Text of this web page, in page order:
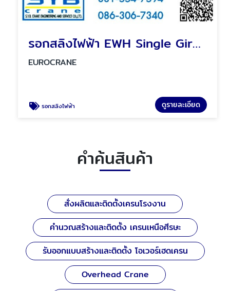
รอกสลิงไฟฟ้า EWH Single Girder Electric Hoist
EUROCRANE
รอกสลิงไฟฟ้า ดูรายละเอียด
คำค้นสินค้า
สั่งผลิตและติดตั้งเครนโรงงาน
คำนวณสร้างและติดตั้ง เครนเหนือศีรษะ
รับออกแบบสร้างและติดตั้ง โอเวอร์เฮดเครน
Overhead Crane